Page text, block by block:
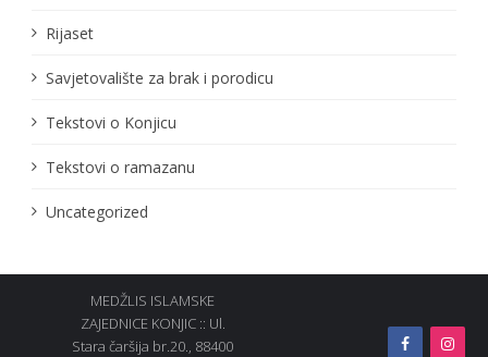
Rijaset
Savjetovalište za brak i porodicu
Tekstovi o Konjicu
Tekstovi o ramazanu
Uncategorized
MEDŽLIS ISLAMSKE
ZAJEDNICE KONJIC :: Ul.
Stara čaršija br.20., 88400